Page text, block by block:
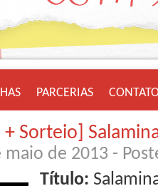
PARCERIAS
+ Sorteio]
maio de 2013 -
Título: